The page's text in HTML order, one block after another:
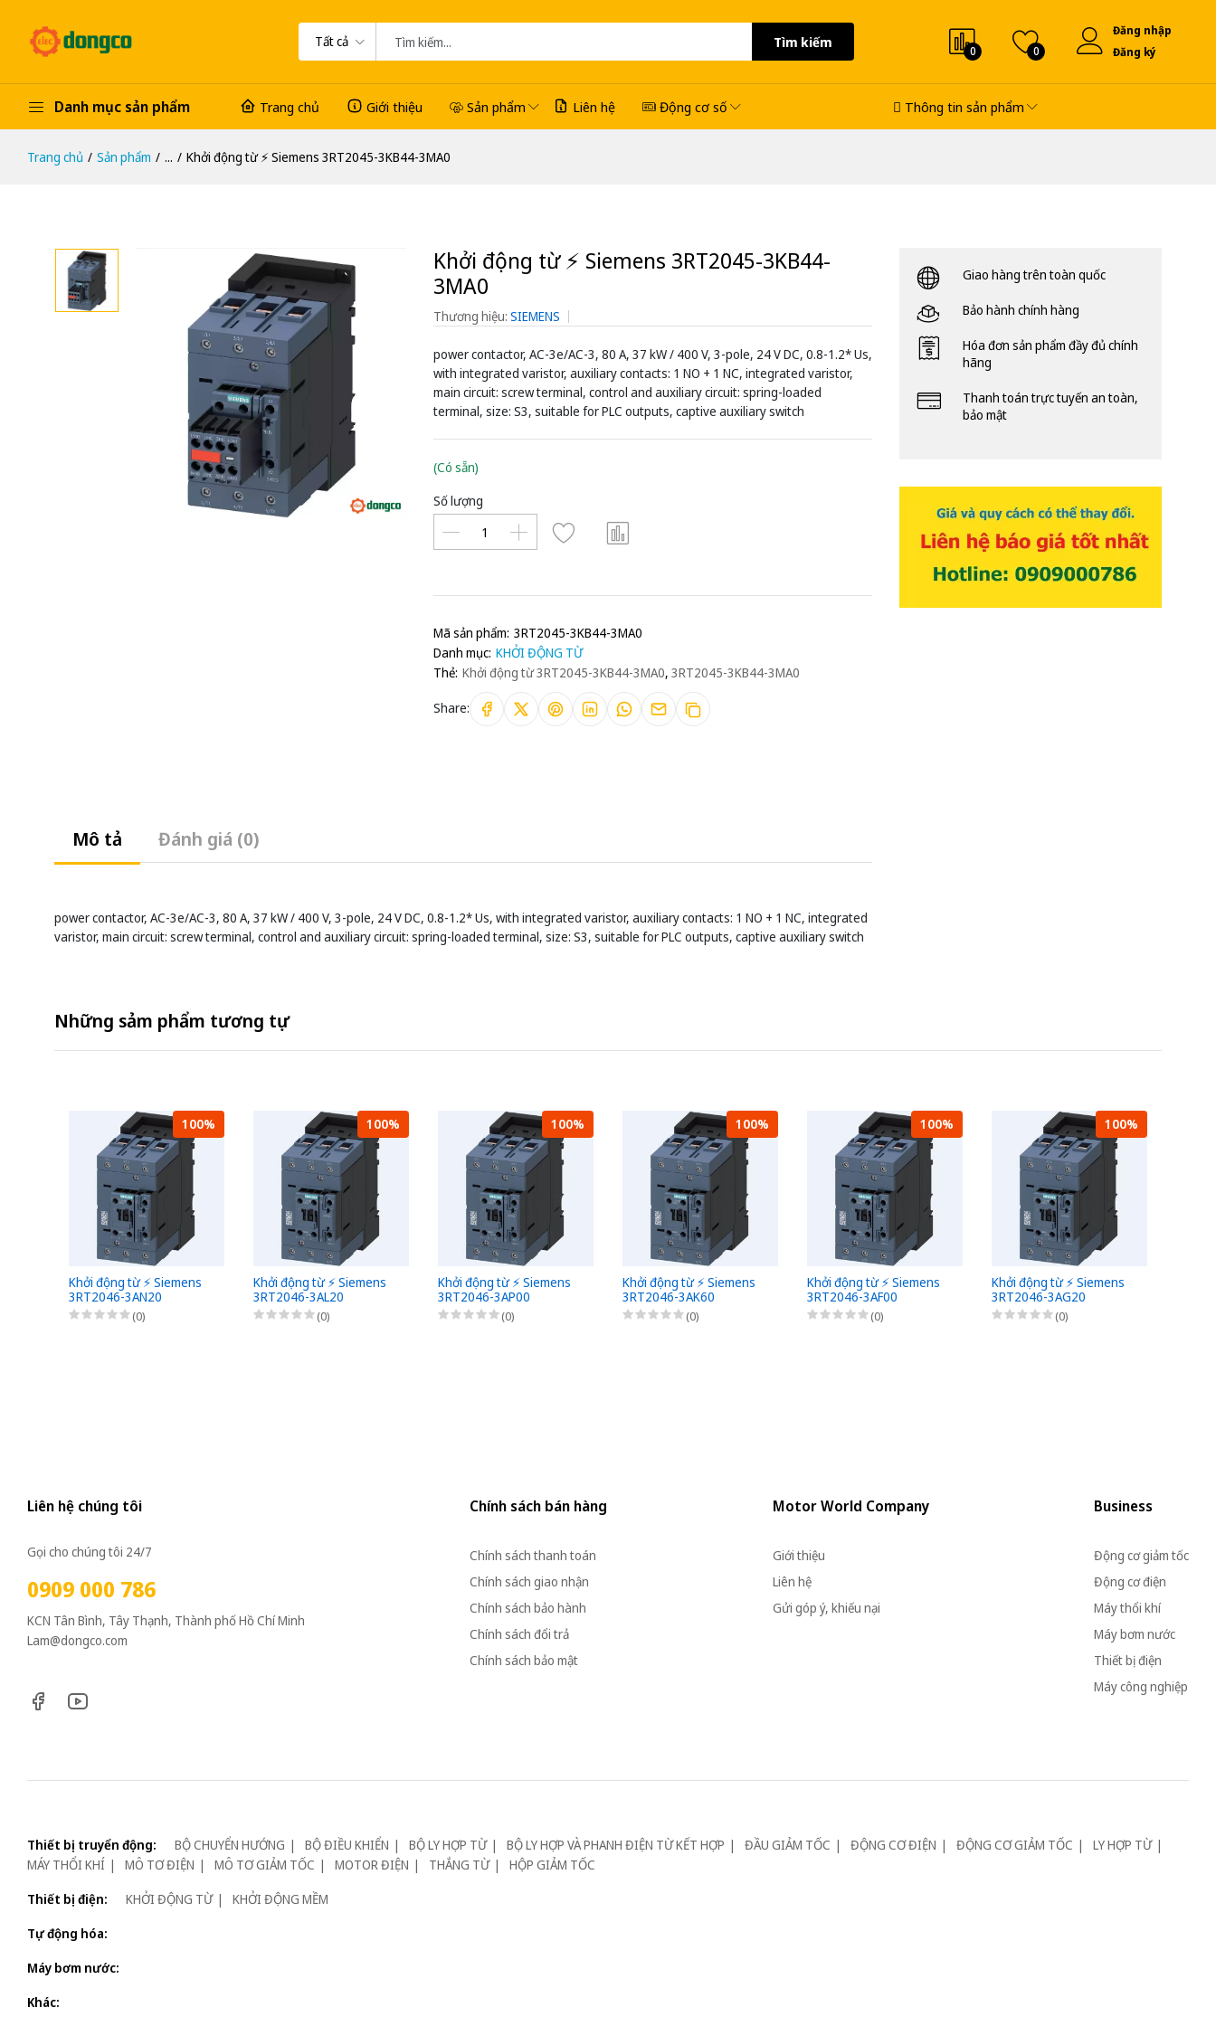
Tất cả Tìm kiếm
0 0
Đăng nhập
Đăng ký
Danh mục sản phẩm Trang chủ Giới thiệu Sản phẩm Liên hệ Động cơ số Thông tin sản phẩm
Trang chủ Sản phẩm ... Khởi động từ ⚡️ Siemens 3RT2045-3KB44-3MA0
Khởi động từ ⚡️ Siemens 3RT2045-3KB44-
3MA0
Thương hiệu: SIEMENS
power contactor, AC-3e/AC-3, 80 A, 37 kW / 400 V, 3-pole, 24 V DC, 0.8-1.2* Us,
with integrated varistor, auxiliary contacts: 1 NO + 1 NC, integrated varistor,
main circuit: screw terminal, control and auxiliary circuit: spring-loaded
terminal, size: S3, suitable for PLC outputs, captive auxiliary switch
(Có sẵn)
Số lượng
Mã sản phẩm: 3RT2045-3KB44-3MA0
Danh mục: KHỞI ĐỘNG TỪ
Thẻ: Khởi động từ 3RT2045-3KB44-3MA0, 3RT2045-3KB44-3MA0
Share:
Mô tả Đánh giá (0)
power contactor, AC-3e/AC-3, 80 A, 37 kW / 400 V, 3-pole, 24 V DC, 0.8-1.2* Us, with integrated varistor, auxiliary contacts: 1 NO + 1 NC, integrated
varistor, main circuit: screw terminal, control and auxiliary circuit: spring-loaded terminal, size: S3, suitable for PLC outputs, captive auxiliary switch
Giao hàng trên toàn quốc
Bảo hành chính hàng
Hóa đơn sản phẩm đầy đủ chính
hãng
Thanh toán trực tuyến an toàn,
bảo mật
Những sảm phẩm tương tự
100%
Khởi động từ ⚡️ Siemens
3RT2046-3AN20
(0)
100%
Khởi động từ ⚡️ Siemens
3RT2046-3AL20
(0)
100%
Khởi động từ ⚡️ Siemens
3RT2046-3AP00
(0)
100%
Khởi động từ ⚡️ Siemens
3RT2046-3AK60
(0)
100%
Khởi động từ ⚡️ Siemens
3RT2046-3AF00
(0)
100%
Khởi động từ ⚡️ Siemens
3RT2046-3AG20
(0)
Liên hệ chúng tôi
Gọi cho chúng tôi 24/7
0909 000 786
KCN Tân Bình, Tây Thạnh, Thành phố Hồ Chí Minh
Lam@dongco.com
Chính sách bán hàng
Chính sách thanh toán
Chính sách giao nhận
Chính sách bảo hành
Chính sách đổi trả
Chính sách bảo mật
Motor World Company
Giới thiệu
Liên hệ
Gửi góp ý, khiếu nại
Business
Động cơ giảm tốc
Động cơ điện
Máy thổi khí
Máy bơm nước
Thiết bị điện
Máy công nghiệp
Thiết bị truyển động: BỘ CHUYỂN HƯỚNG BỘ ĐIỀU KHIỂN BỘ LY HỢP TỪ BỘ LY HỢP VÀ PHANH ĐIỆN TỪ KẾT HỢP ĐẦU GIẢM TỐC ĐỘNG CƠ ĐIỆN ĐỘNG CƠ GIẢM TỐC
LY HỢP TỪ
MÁY THỔI KHÍ
MÔ TƠ ĐIỆN MÔ TƠ GIẢM TỐC MOTOR ĐIỆN THẮNG TỪ
HỘP GIẢM TỐC
Thiết bị điện:
KHỞI ĐỘNG TỪ
KHỞI ĐỘNG MỀM
Tự động hóa:
Máy bơm nước:
Khác: